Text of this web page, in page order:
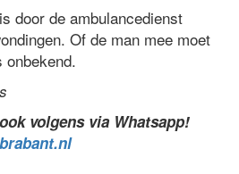
door de ambulancedienst
Of de man mee moet
volgens via Whatsapp!